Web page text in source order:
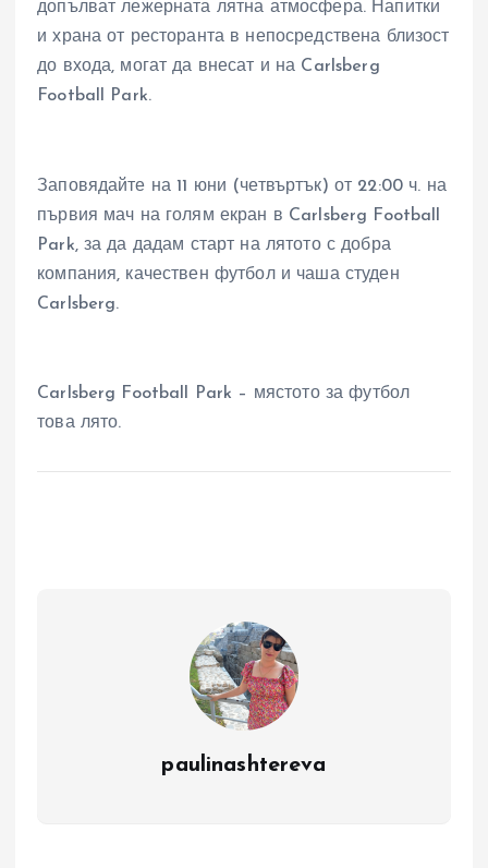
допълват лежерната лятна атмосфера. Напитки
и храна от ресторанта в непосредствена близост
до входа, могат да внесат и на Carlsberg
Football Park.
Заповядайте на 11 юни (четвъртък) от 22:00 ч. на
първия мач на голям екран в Carlsberg Football
Park, за да дадам старт на лятото с добра
компания, качествен футбол и чаша студен
Carlsberg.
Carlsberg Football Park – мястото за футбол
това лято.
paulinashtereva